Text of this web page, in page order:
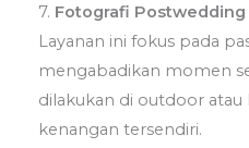
7. Fotografi Postwedding
Layanan ini fokus pada
mengabadikan momen
dilakukan di outdoor atau
kenangan tersendiri.